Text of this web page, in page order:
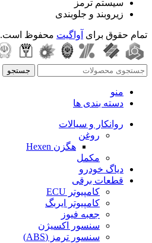
سیستم ترمز
زیروبند و جلوبندی
تمام حقوق برای آواگیت محفوظ است.
جستجو
منو
دسته بندی ها
روانکار و سیالات
روغن
هگزن Hexen
مکمل
دیاگ خودرو
قطعات برقی
کامپیوتر ECU
کامپیوتر ایربگ
جعبه فیوز
سنسور اکسیژن
سنسور ترمز (ABS)